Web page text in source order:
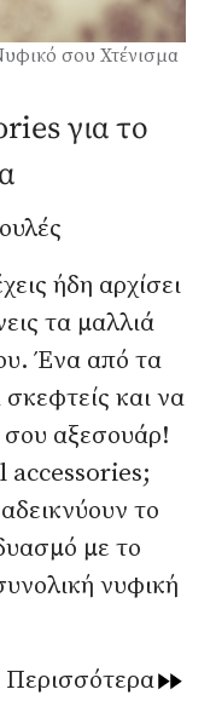
σου Χτένισμα
για το
ήδη αρχίσει
τα μαλλιά
Ένα από τα
και να
σου αξεσουάρ!
accessories;
το
με το
νυφική
Περισσότερα